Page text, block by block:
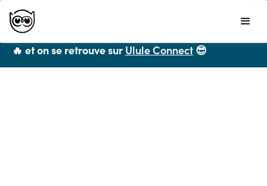
Ulule ne propose plus de formations CPF mais
vous recommande chaleureusement
🔥 et on se retrouve surUlule Connect 😎
Toutes les ressources